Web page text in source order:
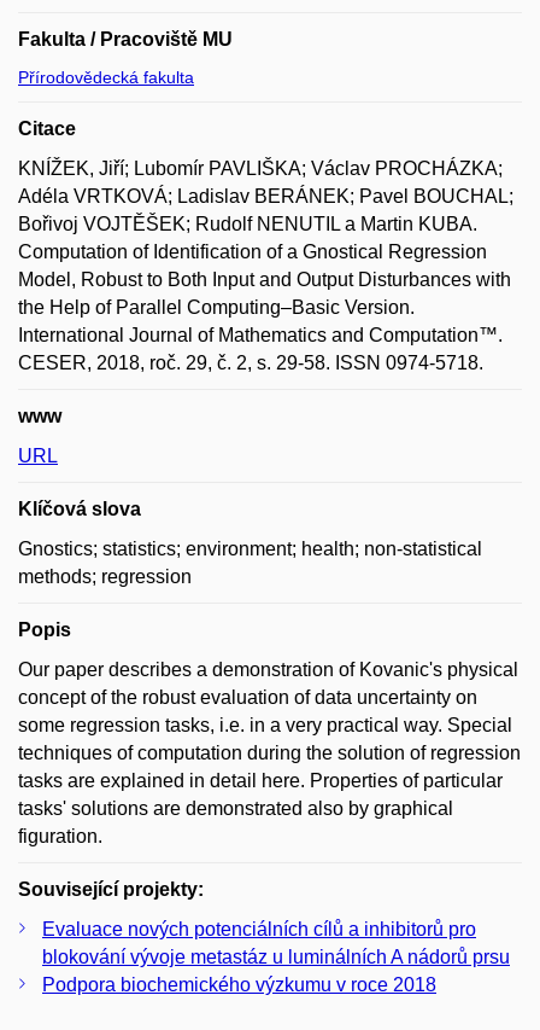
Fakulta / Pracoviště MU
Přírodovědecká fakulta
Citace
KNÍŽEK, Jiří; Lubomír PAVLIŠKA; Václav PROCHÁZKA;
Adéla VRTKOVÁ; Ladislav BERÁNEK; Pavel BOUCHAL;
Bořivoj VOJTĚŠEK; Rudolf NENUTIL a Martin KUBA.
Computation of Identification of a Gnostical Regression
Model, Robust to Both Input and Output Disturbances with
the Help of Parallel Computing–Basic Version.
International Journal of Mathematics and Computation™.
CESER, 2018, roč. 29, č. 2, s. 29-58. ISSN 0974-5718.
www
URL
Klíčová slova
Gnostics; statistics; environment; health; non-statistical
methods; regression
Popis
Our paper describes a demonstration of Kovanic's physical
concept of the robust evaluation of data uncertainty on
some regression tasks, i.e. in a very practical way. Special
techniques of computation during the solution of regression
tasks are explained in detail here. Properties of particular
tasks' solutions are demonstrated also by graphical
figuration.
Související projekty:
Evaluace nových potenciálních cílů a inhibitorů pro
blokování vývoje metastáz u luminálních A nádorů prsu
Podpora biochemického výzkumu v roce 2018